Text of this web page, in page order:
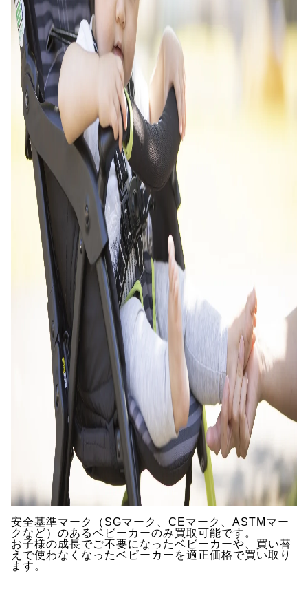
安全基準マーク（SGマーク、CEマーク、ASTMマー
クなど）のあるベビーカーのみ買取可能です。
お子様の成長でご不要になったベビーカーや、買い替
えで使わなくなったベビーカーを適正価格で買い取り
ます。